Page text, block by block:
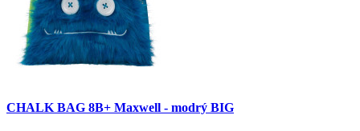
CHALK BAG 8B+ Maxwell - modrý BIG